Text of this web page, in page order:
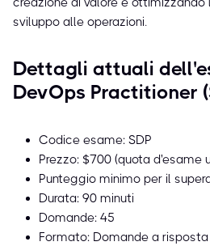
sviluppo alle operazioni.
Dettagli attuali
DevOps Practitioner
Codice esame: SDP
Prezzo: $700 (quota d'esame
Punteggio minimo per il
Durata: 90 minuti
Domande: 45
Formato: Domande a